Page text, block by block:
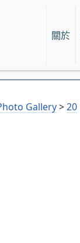
關於
Gallery>20